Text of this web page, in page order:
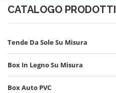
CATALOGO PRODOTTI
Tende Da Sole Su Misura
Box In Legno Su Misura
Box Auto PVC